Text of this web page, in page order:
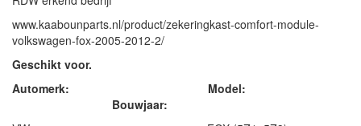
www.kaabounparts.nl/product/zekeringkast-comfort-module-
volkswagen-fox-2005-2012-2/
Geschikt voor.
Automerk: Model:
Bouwjaar: